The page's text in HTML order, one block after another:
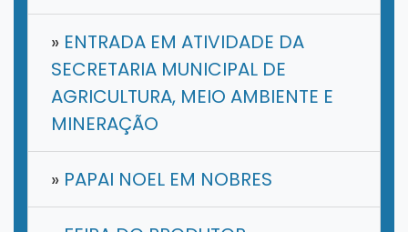
» ENTRADA EM ATIVIDADE DA
SECRETARIA MUNICIPAL DE
AGRICULTURA, MEIO AMBIENTE E
MINERAÇÃO
» PAPAI NOEL EM NOBRES